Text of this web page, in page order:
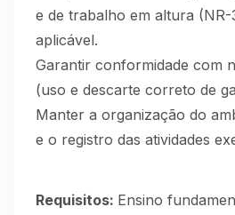
e de trabalho em altura (NR-
aplicável.
Garantir conformidade com
(uso e descarte correto de
Manter a organização do
e o registro das atividades
Requisitos: Ensino